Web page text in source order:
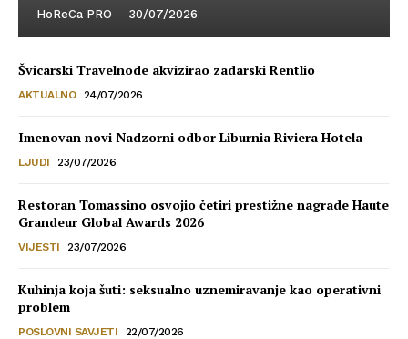
HoReCa PRO - 30/07/2026
Švicarski Travelnode akvizirao zadarski Rentlio
AKTUALNO 24/07/2026
Imenovan novi Nadzorni odbor Liburnia Riviera Hotela
LJUDI 23/07/2026
Restoran Tomassino osvojio četiri prestižne nagrade Haute
Grandeur Global Awards 2026
VIJESTI 23/07/2026
Kuhinja koja šuti: seksualno uznemiravanje kao operativni
problem
POSLOVNI SAVJETI 22/07/2026